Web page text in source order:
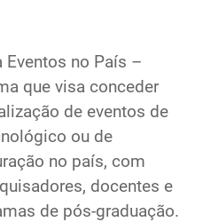
Regional
e dos Direitos Humanos
Eventos no País –
que visa conceder
de eventos de
ou de
no país, com
docentes e
de pós-graduação.